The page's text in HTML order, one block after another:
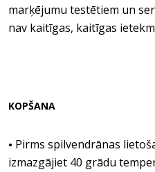
marķējumu testētiem un
nav kaitīgas, kaitīgas
KOPŠANA
• Pirms spilvendrānas
izmazgājiet 40 grādu